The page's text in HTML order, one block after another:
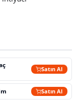
Satın Al
Satın Al